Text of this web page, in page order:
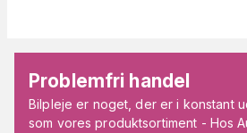
Problemfri handel
Bilpleje er noget, der er i konstant
som vores produktsortiment - Hos